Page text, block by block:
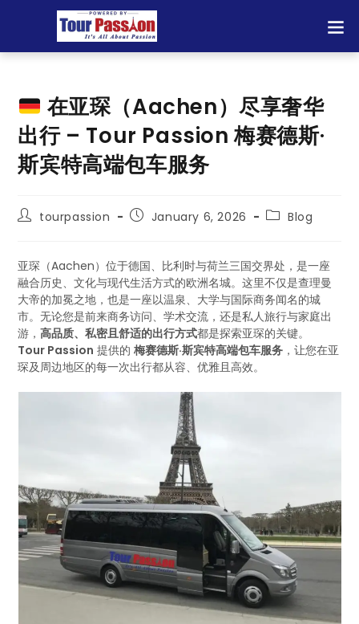
在亚琛（Aachen）尽享奢华
出行 – Tour Passion 梅赛德斯·
斯宾特高端包车服务
tourpassion January 6, 2026 Blog
亚琛（Aachen）位于德国、比利时与荷兰三国交界处，是一座
融合历史、文化与现代生活方式的欧洲名城。这里不仅是查理曼
大帝的加冕之地，也是一座以温泉、大学与国际商务闻名的城
市。无论您是前来商务访问、学术交流，还是私人旅行与家庭出
游，高品质、私密且舒适的出行方式都是探索亚琛的关键。
Tour Passion 提供的梅赛德斯·斯宾特高端包车服务 ，让您在亚
琛及周边地区的每一次出行都从容、优雅且高效。